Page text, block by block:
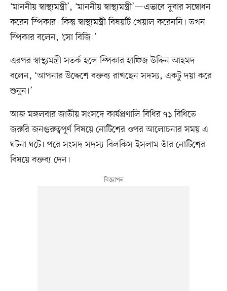
‘মাননীয় স্বাস্থ্যমন্ত্রী’, ‘মাননীয় স্বাস্থ্যমন্ত্রী’—এভাবে দুবার সম্বোধন
করেন স্পিকার। কিন্তু স্বাস্থ্যমন্ত্রী বিষয়টি খেয়াল করেননি। তখন
স্পিকার বলেন, ‘সো বিজি।’
এরপর স্বাস্থ্যমন্ত্রী সতর্ক হলে স্পিকার হাফিজ উদ্দিন আহমদ
বলেন, ‘আপনার উদ্দেশে বক্তব্য রাখছেন সদস্য, একটু দয়া করে
শুনুন।’
আজ মঙ্গলবার জাতীয় সংসদে কার্যপ্রণালি বিধির ৭১ বিধিতে
জরুরি জনগুরুত্বপূর্ণ বিষয়ে নোটিশের ওপর আলোচনার সময় এ
ঘটনা ঘটে। পরে সংসদ সদস্য বিলকিস ইসলাম তাঁর নোটিশের
বিষয়ে বক্তব্য দেন।